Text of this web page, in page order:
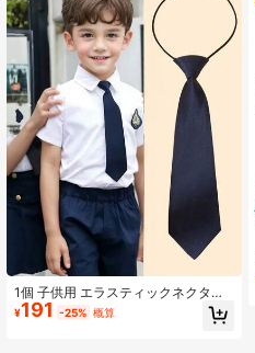
1個 子供用 エラスティックネクタ
イ、韓国スタイル 無地 ネクタイ 学
校制服用、 幼稚園、学生、男女兼
¥191 -25% 概算